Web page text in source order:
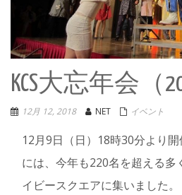
KCS大忘年会（
12月 12, 2018 NET イベント
12月9日（日）18時30分より
には、今年も220名を超える多
イビースクエアに集いました。